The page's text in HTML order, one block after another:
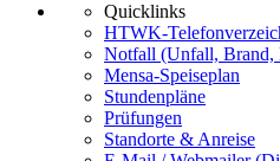
Quicklinks
HTWK-
Notfall (Unfall, Brand,
Mensa-Speiseplan
Stundenpläne
Prüfungen
Standorte & Anreise